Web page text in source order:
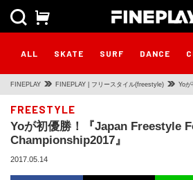
ALL SKATE SURF DANCE
FINEPLAY FINEPLAY | フリースタイル(freestyle) Yo
FREESTYLE
Yoが初優勝！『Japan Freestyle
Championship2017』
2017.05.14